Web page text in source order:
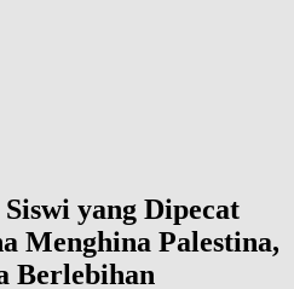
yang Dipecat
Menghina Palestina,
Berlebihan